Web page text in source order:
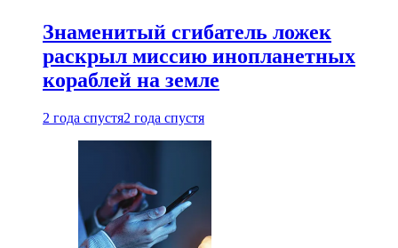
Знаменитый сгибатель ложек
раскрыл миссию инопланетных
кораблей на земле
2 года спустя2 года спустя